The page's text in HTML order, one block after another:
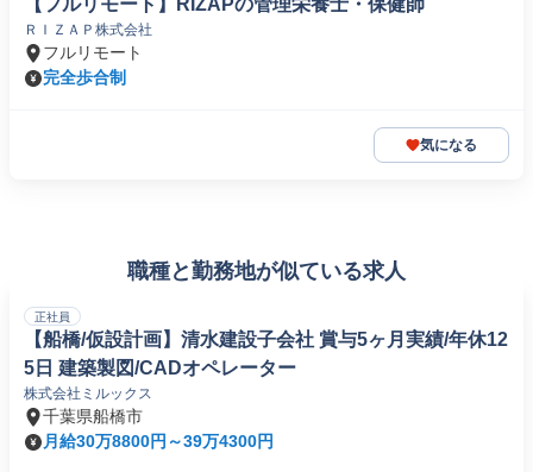
【フルリモート】RIZAPの管理栄養士・保健師
ＲＩＺＡＰ株式会社
フルリモート
完全歩合制
気になる
職種と勤務地が似ている求人
正社員
【船橋/仮設計画】清水建設子会社 賞与5ヶ月実績/年休12
5日 建築製図/CADオペレーター
株式会社ミルックス
千葉県船橋市
月給30万8800円～39万4300円